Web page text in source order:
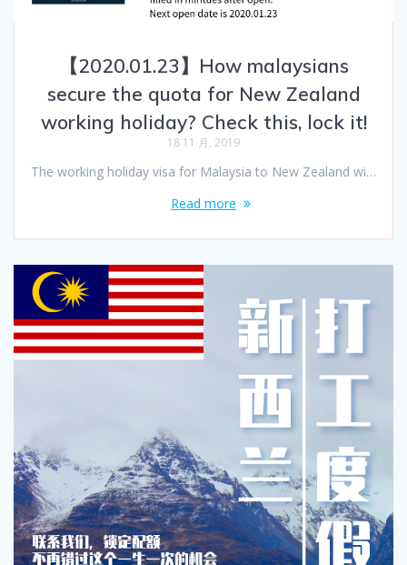
【2020.01.23】How malaysians
secure the quota for New Zealand
working holiday? Check this, lock it!
18 11 月, 2019
The working holiday visa for Malaysia to New Zealand wi…
Read more